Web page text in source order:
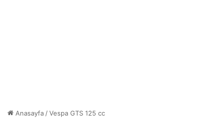
Anasayfa/Vespa GTS 125 cc